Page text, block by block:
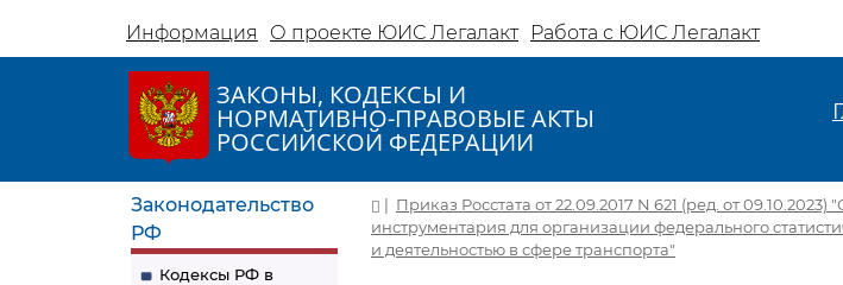
Информация О проекте ЮИС Легалакт Работа с ЮИС Легалакт
ЗАКОНЫ, КОДЕКСЫ И
НОРМАТИВНО-ПРАВОВЫЕ АКТЫ
РОССИЙСКОЙ ФЕДЕРАЦИИ
Законодательство
РФ
Кодексы РФ в
| Приказ Росстата от 22.09.2017 N 621 (ред. от
инструментария для организации федерального
и деятельностью в сфере транспорта"